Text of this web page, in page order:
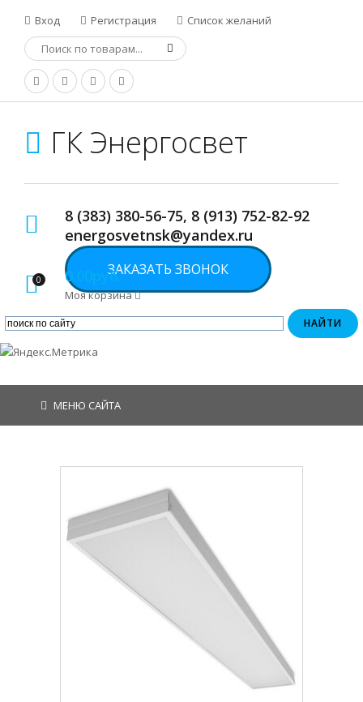
Вход Регистрация Список желаний
ГК Энергосвет
8 (383) 380-56-75, 8 (913) 752-82-92
energosvetnsk@yandex.ru
ЗАКАЗАТЬ ЗВОНОК
0 0.00руб.
Моя корзина
МЕНЮ САЙТА